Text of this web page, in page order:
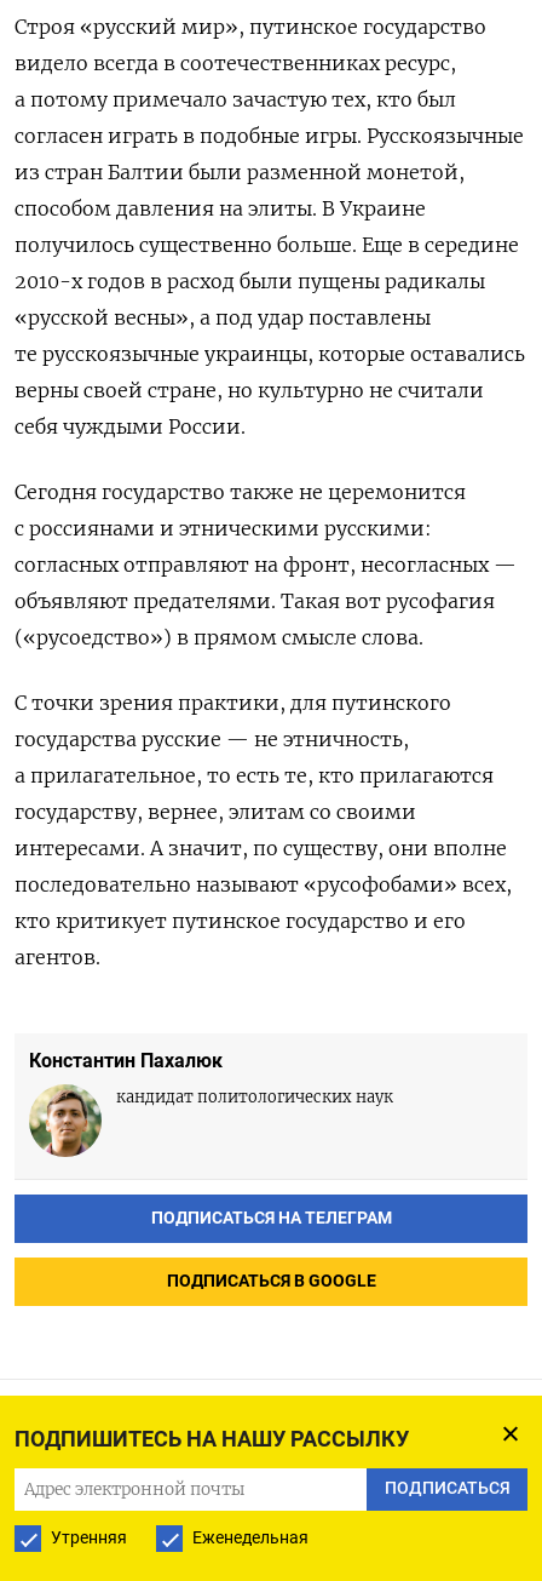
ПОДПИШИТЕСЬ НА НАШУ РАССЫЛКУ
ПОДПИСАТЬСЯ
Утренняя Еженедельная
Строя «русский мир», путинское государство
видело всегда в соотечественниках ресурс,
а потому примечало зачастую тех, кто был
согласен играть в подобные игры. Русскоязычные
из стран Балтии были разменной монетой,
способом давления на элиты. В Украине
получилось существенно больше. Еще в середине
2010-х годов в расход были пущены радикалы
«русской весны», а под удар поставлены
те русскоязычные украинцы, которые оставались
верны своей стране, но культурно не считали
себя чуждыми России.
Сегодня государство также не церемонится
с россиянами и этническими русскими:
согласных отправляют на фронт, несогласных —
объявляют предателями. Такая вот русофагия
(«русоедство») в прямом смысле слова.
С точки зрения практики, для путинского
государства русские — не этничность,
а прилагательное, то есть те, кто прилагаются
государству, вернее, элитам со своими
интересами. А значит, по существу, они вполне
последовательно называют «русофобами» всех,
кто критикует путинское государство и его
агентов.
Константин Пахалюк
кандидат политологических наук
ПОДПИСАТЬСЯ НА ТЕЛЕГРАМ
ПОДПИСАТЬСЯ В GOOGLE
NYT: Путин назвал Украину
«вымышленной страной»
на первой встрече